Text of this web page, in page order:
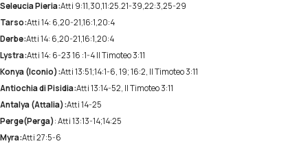
Seleucia Pieria:Atti 9:11,30,11:25.21-39,22:3,25-29
Tarso:Atti 14: 6,20-21,16:1,20:4
Derbe:Atti 14: 6,20-21,16:1,20:4
Lystra:Atti 14: 6-23 16 :1-4 II Timoteo 3:11
Konya (Iconio):Atti 13:51;14:1-6, 19; 16:2, II Timoteo 3:11
Antiochia di Pisidia:Atti 13:14-52, II Timoteo 3:11
Antalya (Attalia):Atti 14-25
Perge(Perga): Atti 13:13-14;14:25
Myra:Atti 27:5-6